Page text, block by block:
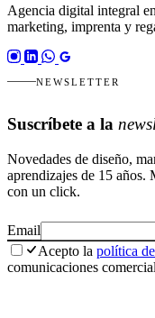
Agencia digital integral
marketing, imprenta y
NEWSLETTER
Suscríbete a la
Novedades de diseño,
aprendizajes de 15
con un click.
Email
Acepto la política
comunicaciones